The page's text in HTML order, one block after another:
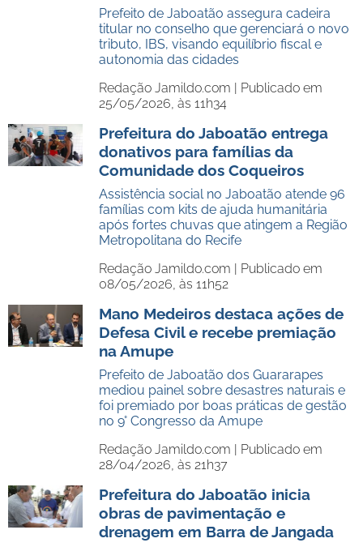
Prefeito de Jaboatão assegura cadeira
titular no conselho que gerenciará o novo
tributo, IBS, visando equilíbrio fiscal e
autonomia das cidades
Redação Jamildo.com | Publicado em
25/05/2026, às 11h34
Prefeitura do Jaboatão entrega
donativos para famílias da
Comunidade dos Coqueiros
Assistência social no Jaboatão atende 96
famílias com kits de ajuda humanitária
após fortes chuvas que atingem a Região
Metropolitana do Recife
Redação Jamildo.com | Publicado em
08/05/2026, às 11h52
Mano Medeiros destaca ações de
Defesa Civil e recebe premiação
na Amupe
Prefeito de Jaboatão dos Guararapes
mediou painel sobre desastres naturais e
foi premiado por boas práticas de gestão
no 9° Congresso da Amupe
Redação Jamildo.com | Publicado em
28/04/2026, às 21h37
Prefeitura do Jaboatão inicia
obras de pavimentação e
drenagem em Barra de Jangada